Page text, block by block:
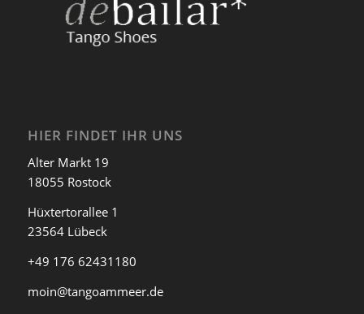
HIER FINDET IHR UNS
Alter Markt 19
18055 Rostock
Hüxtertorallee 1
23564 Lübeck
+49 176 62431180
moin@tangoammeer.de